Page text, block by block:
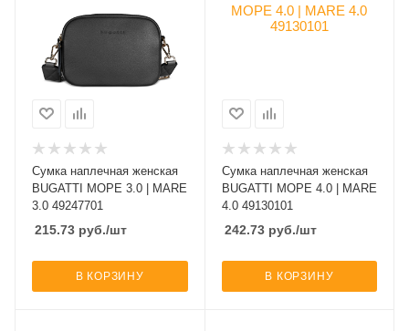
Сумка наплечная женская
BUGATTI МОРЕ 3.0 | MARE
3.0 49247701
215.73 руб./шт
В КОРЗИНУ
Сумка наплечная женская
BUGATTI МОРЕ 4.0 | MARE
4.0 49130101
242.73руб./шт
В КОРЗИНУ